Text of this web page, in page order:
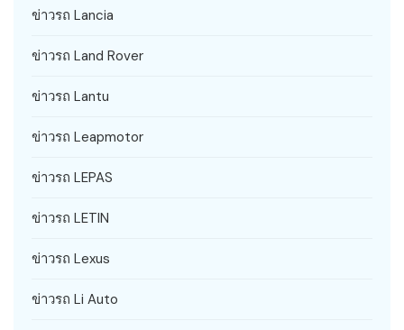
ข่าวรถ Lancia
ข่าวรถ Land Rover
ข่าวรถ Lantu
ข่าวรถ Leapmotor
ข่าวรถ LEPAS
ข่าวรถ LETIN
ข่าวรถ Lexus
ข่าวรถ Li Auto